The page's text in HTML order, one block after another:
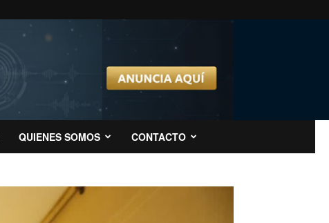
QUIENES SOMOS CONTACTO